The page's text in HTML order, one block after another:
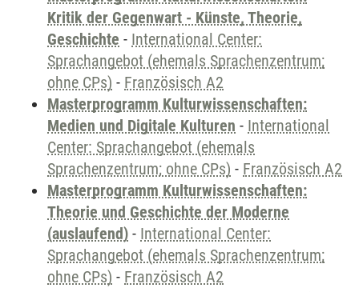
Kritik der Gegenwart - Künste, Theorie,
Geschichte - International Center:
Sprachangebot (ehemals Sprachenzentrum;
ohne CPs) - Französisch A2
Masterprogramm Kulturwissenschaften:
Medien und Digitale Kulturen - International
Center: Sprachangebot (ehemals
Sprachenzentrum; ohne CPs) - Französisch A2
Masterprogramm Kulturwissenschaften:
Theorie und Geschichte der Moderne
(auslaufend) - International Center:
Sprachangebot (ehemals Sprachenzentrum;
ohne CPs) - Französisch A2